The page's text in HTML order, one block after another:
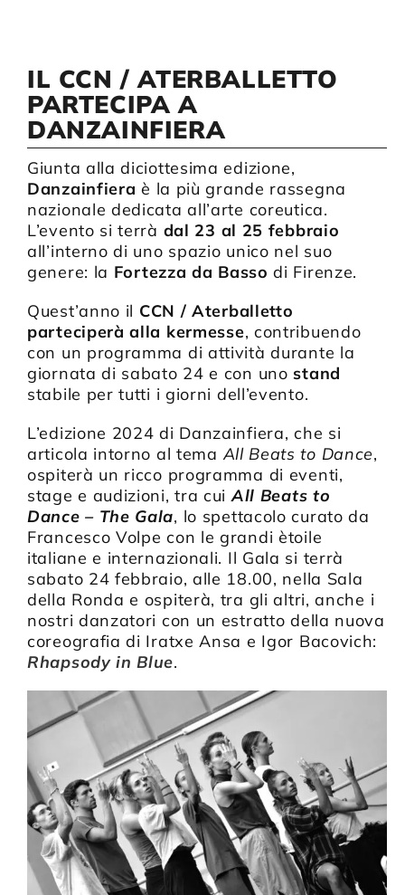
Sostienici
Calendario
IL CCN / ATERBALLETTO
PARTECIPA A
DANZAINFIERA
Giunta alla diciottesima edizione,
Danzainfiera è la più grande rassegna
nazionale dedicata all’arte coreutica.
L’evento si terrà dal 23 al 25 febbraio
all’interno di uno spazio unico nel suo
genere: la Fortezza da Bassodi Firenze.
Quest’anno il CCN / Aterballetto
parteciperà alla kermesse, contribuendo
con un programma di attività durante la
giornata di sabato 24 e con uno stand
stabile per tutti i giorni dell’evento.
L’edizione 2024 di Danzainfiera, che si
articola intorno al temaAll Beats to Dance,
ospiterà un ricco programma di eventi,
stage e audizioni, tra cui All Beats to
Dance – The Gala, lo spettacolo curato da
Francesco Volpe con le grandi ètoile
italiane e internazionali. Il Gala si terrà
sabato 24 febbraio, alle 18.00, nella Sala
della Ronda e ospiterà, tra gli altri, anche i
nostri danzatori con un estratto della nuova
coreografia di Iratxe Ansa e Igor Bacovich:
Rhapsody in Blue.